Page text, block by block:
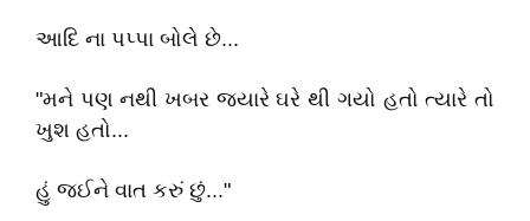
આદિ ના પપ્પા બોલે છે...
"મને પણ નથી ખબર જ્યારે ઘરે થી ગયો હતો ત્યારે તો
ખુશ હતો...
હું જઈને વાત કરું છું..."